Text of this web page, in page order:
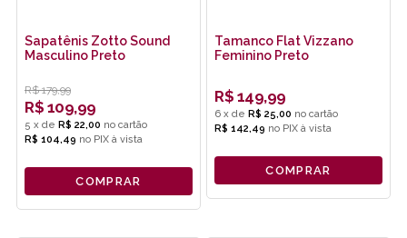
Sapatênis Zotto Sound
Masculino Preto
R$ 179,99
R$ 109,99
5 x de R$ 22,00
R$ 104,49 no PIX
COMPRAR
Tamanco Flat Vizzano
Feminino Preto
R$ 149,99
6 x de R$ 25,00
R$ 142,49 no PIX
COMPRAR